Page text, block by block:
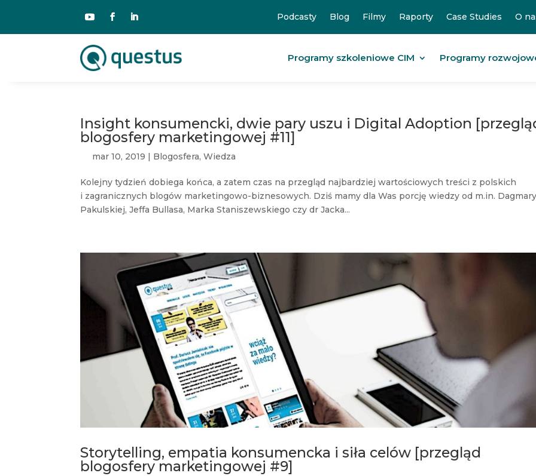
Podcasty Blog Filmy Raporty Case Studies O
Programy szkoleniowe CIM Programy
Insight konsumencki, dwie pary uszu i Digital Adoption
blogosfery marketingowej #11]
mar 10, 2019 | Blogosfera,Wiedza
Kolejny tydzień dobiega końca, a zatem czas na przegląd najbardziej wartościowych treści z polskich
i zagranicznych blogów marketingowo-biznesowych. Dziś mamy dla Was porcję wiedzy od m.in.
Pakulskiej, Jeffa Bullasa, Marka Staniszewskiego czy dr Jacka...
Storytelling, empatia konsumencka i siła celów [przegląd
blogosfery marketingowej #9]